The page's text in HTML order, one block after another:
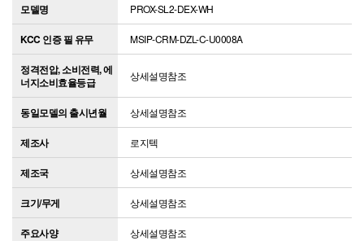
모델명 PROX-SL2-DEX-WH
KCC 인증 필 유무 MSIP-CRM-DZL-C-U0008A
정격전압, 소비전력, 에
너지소비효율등급
상세설명참조
동일모델의 출시년월 상세설명참조
제조사 로지텍
제조국 상세설명참조
크기/무게 상세설명참조
주요사양 상세설명참조